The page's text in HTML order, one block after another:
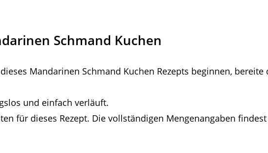
Schmand Kuchen
Mandarinen Schmand Kuchen Rezepts beginnen, bereite
und einfach verläuft.
für dieses Rezept. Die vollständigen Mengenangaben